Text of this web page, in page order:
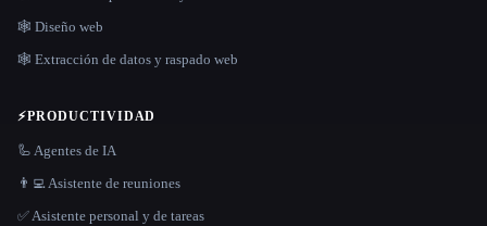
🕸 Diseño web
🕸️ Extracción de datos y raspado web
⚡PRODUCTIVIDAD
🦾 Agentes de IA
👨‍💻 Asistente de reuniones
✅ Asistente personal y de tareas